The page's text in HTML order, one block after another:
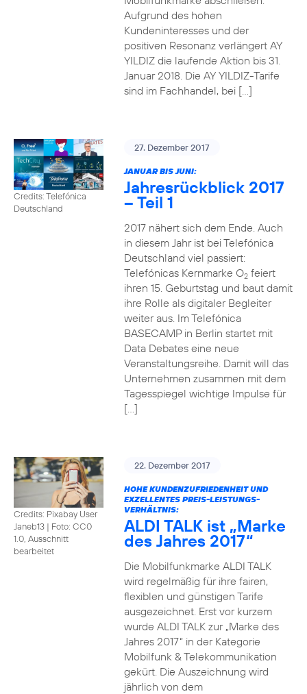
Aufgrund des hohen
Kundeninteresses und der
positiven Resonanz verlängert AY
YILDIZ die laufende Aktion bis 31.
Januar 2018. Die AY YILDIZ-Tarife
sind im Fachhandel, bei […]
Credits: Telefónica
Deutschland
27. Dezember 2017
JANUAR BIS JUNI:
Jahresrückblick 2017
– Teil 1
2017 nähert sich dem Ende. Auch
in diesem Jahr ist bei Telefónica
Deutschland viel passiert:
Telefónicas Kernmarke O2feiert
ihren 15. Geburtstag und baut damit
ihre Rolle als digitaler Begleiter
weiter aus. Im Telefónica
BASECAMP in Berlin startet mit
Data Debates eine neue
Veranstaltungsreihe. Damit will das
Unternehmen zusammen mit dem
Tagesspiegel wichtige Impulse für
[…]
Credits: Pixabay User
Janeb13 | Foto: CC0
1.0, Ausschnitt
bearbeitet
22. Dezember 2017
HOHE KUNDENZUFRIEDENHEIT UND
EXZELLENTES PREIS-LEISTUNGS-
VERHÄLTNIS:
ALDI TALK ist „Marke
des Jahres 2017“
Die Mobilfunkmarke ALDI TALK
wird regelmäßig für ihre fairen,
flexiblen und günstigen Tarife
ausgezeichnet. Erst vor kurzem
wurde ALDI TALK zur „Marke des
Jahres 2017“ in der Kategorie
Mobilfunk & Telekommunikation
gekürt. Die Auszeichnung wird
jährlich von dem